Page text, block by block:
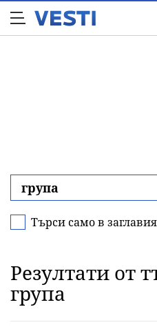
Търси само в заглавия
Резултати от
група